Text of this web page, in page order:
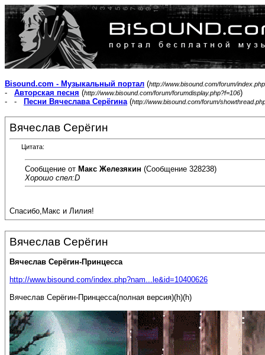
Bisound.com - Музыкальный портал (http://www.bisound.com/forum/index.php
- Авторская песня (http://www.bisound.com/forum/forumdisplay.php?f=106)
- -
Песни Вячеслава Серёгина(http://www.bisound.com/forum/
Вячеслав Серёгин
Цитата:
Сообщение от Макс Железякин (Сообщение 328238)
Хорошо спел:D
Спасибо,Макс и Лилия!
Вячеслав Серёгин
Вячеслав Серёгин-Принцесса
http://www.bisound.com/index.php?nam...le&id=10400626
Вячеслав Серёгин-Принцесса(полная версия)(h)(h)